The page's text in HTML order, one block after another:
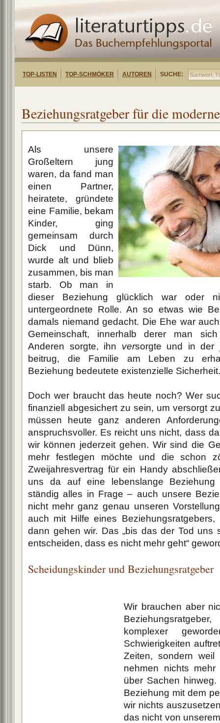
TOP-LISTEN TOP-SCHMÖKER AUTOREN SUCHE:
Beziehungsratgeber für die
Als unsere
Großeltern jung
waren, da fand man
einen Partner,
heiratete, gründete
eine Familie, bekam
Kinder, ging
gemeinsam durch
Dick und Dünn,
wurde alt und blieb
zusammen, bis man
starb. Ob man in
dieser Beziehung glücklich war oder
untergeordnete Rolle. An so etwas wie
damals niemand gedacht. Die Ehe war
Gemeinschaft, innerhalb derer man
Anderen sorgte, ihn versorgte und in der
beitrug, die Familie am Leben zu
Beziehung bedeutete existenzielle Sicherheit.
Doch wer braucht das heute noch? Wer
finanziell abgesichert zu sein, um versorgt
müssen heute ganz anderen
anspruchsvoller. Es reicht uns nicht, dass
wir können jederzeit gehen. Wir sind die
mehr festlegen möchte und die schon
Zweijahresvertrag für ein Handy
uns da auf eine lebenslange Beziehung
ständig alles in Frage – auch unsere
nicht mehr ganz genau unseren
auch mit Hilfe eines
dann gehen wir. Das „bis das der Tod uns
entscheiden, dass es nicht mehr geht“
Scheidungskinder und Beziehungsratgeber
Wir brauchen aber
komplexer
Schwierigkeiten
Zeiten, sondern
nehmen nichts
über Sachen
Beziehung mit dem
wir nichts
das nicht von